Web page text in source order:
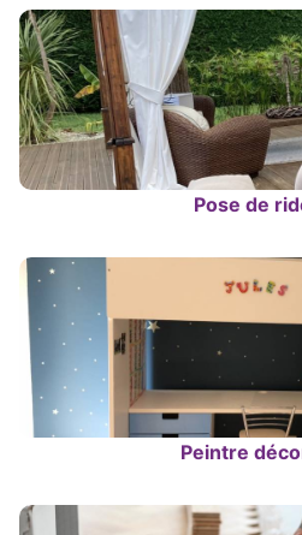
Pose de
Peintre